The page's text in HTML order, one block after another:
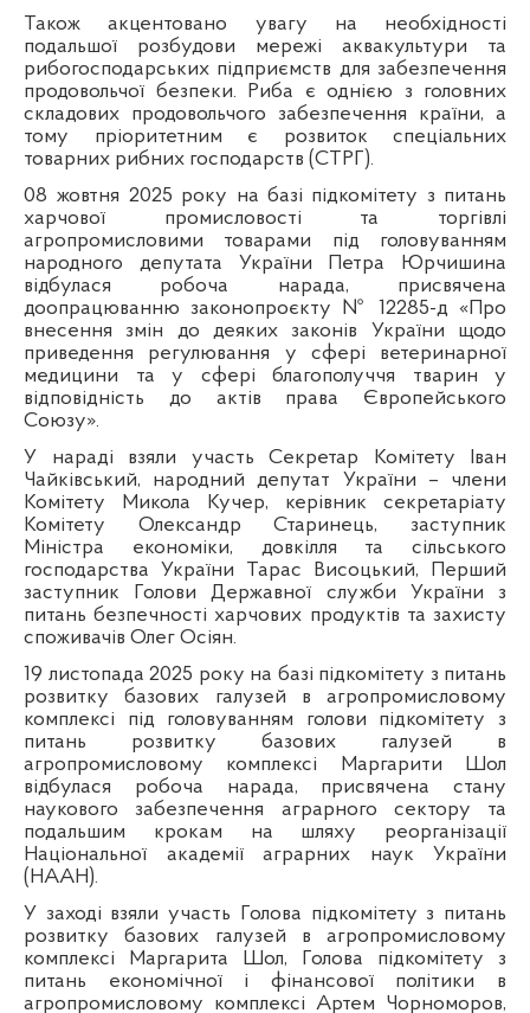
Також акцентовано увагу на необхідності
подальшої розбудови мережі аквакультури та
рибогосподарських підприємств для забезпечення
продовольчої безпеки. Риба є однією з головних
складових продовольчого забезпечення країни, а
тому пріоритетним є розвиток спеціальних
товарних рибних господарств (СТРГ).
08 жовтня 2025 року на базі підкомітету з питань
харчової промисловості та торгівлі
агропромисловими товарами під головуванням
народного депутата України Петра Юрчишина
відбулася робоча нарада, присвячена
доопрацюванню законопроєкту № 12285-д «Про
внесення змін до деяких законів України щодо
приведення регулювання у сфері ветеринарної
медицини та у сфері благополуччя тварин у
відповідність до актів права Європейського
Союзу».
У нараді взяли участь Секретар Комітету Іван
Чайківський, народний депутат України – члени
Комітету Микола Кучер, керівник секретаріату
Комітету Олександр Старинець, заступник
Міністра економіки, довкілля та сільського
господарства України Тарас Висоцький, Перший
заступник Голови Державної служби України з
питань безпечності харчових продуктів та захисту
споживачів Олег Осіян.
19 листопада 2025 року на базі підкомітету з питань
розвитку базових галузей в агропромисловому
комплексі під головуванням голови підкомітету з
питань розвитку базових галузей в
агропромисловому комплексі Маргарити Шол
відбулася робоча нарада, присвячена стану
наукового забезпечення аграрного сектору та
подальшим крокам на шляху реорганізації
Національної академії аграрних наук України
(НААН).
У заході взяли участь Голова підкомітету з питань
розвитку базових галузей в агропромисловому
комплексі Маргарита Шол, Голова підкомітету з
питань економічної і фінансової політики в
агропромисловому комплексі Артем Чорноморов,